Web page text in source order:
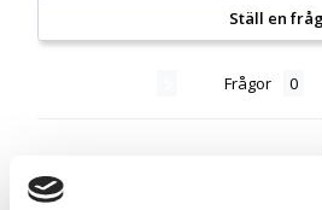
Ställ en
Frågor